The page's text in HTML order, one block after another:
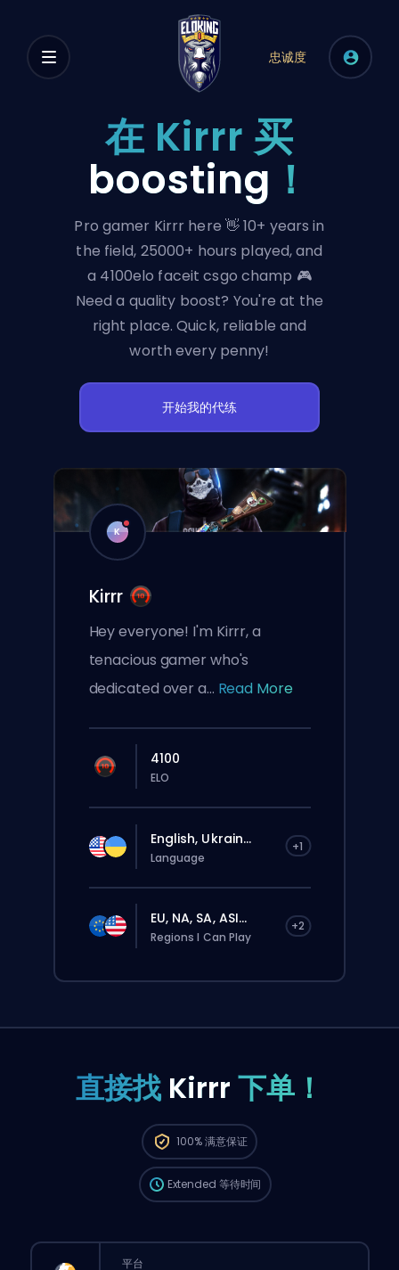
忠诚度
在 Kirrr 买
boosting ！
Pro gamer Kirrr here 👋 10+ years in
the field, 25000+ hours played, and
a 4100elo faceit csgo champ 🎮
Need a quality boost? You're at the
right place. Quick, reliable and
worth every penny!
开始我的代练
K
Kirrr
Hey everyone! I'm Kirrr, a
tenacious gamer who's
dedicated over a... Read More
4100
ELO
English, Ukrain... +1
Language
EU, NA, SA, ASI... +2
Regions I Can Play
直接找 Kirrr 下单！
100%满意保证
这个订单会自动分配给这位 booster，所以等的
时间可能会比你在网站上正常下单还要久一点。
Extended 等待时间
平台